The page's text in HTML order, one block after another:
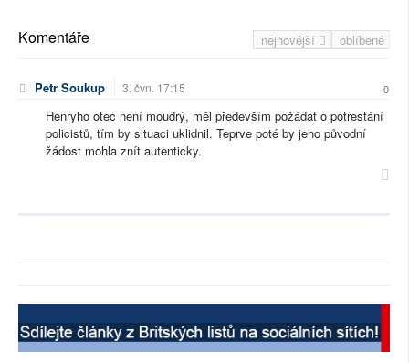
nejnovější oblíbené
Komentáře
Petr Soukup 3. čvn. 17:15 0
Henryho otec není moudrý, měl především požádat o potrestání
policistů, tím by situaci uklidnil. Teprve poté by jeho původní
žádost mohla znít autenticky.